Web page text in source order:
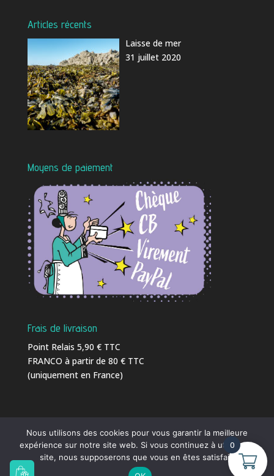
Articles récents
Laisse de mer
31 juillet 2020
Moyens de paiement
Frais de livraison
Point Relais 5,90 € TTC
FRANCO à partir de 80 € TTC
(uniquement en France)
Ⓒ 2016 - 2026C-Weed-Aquaculture| Tél. 02 23 18
41 86 | info@c-weed-aquaculture.com|
0
Nous utilisons des cookies pour vous garantir la meilleure
expérience sur notre site web. Si vous continuez à utiliser ce
site, nous supposerons que vous en êtes satisfait.